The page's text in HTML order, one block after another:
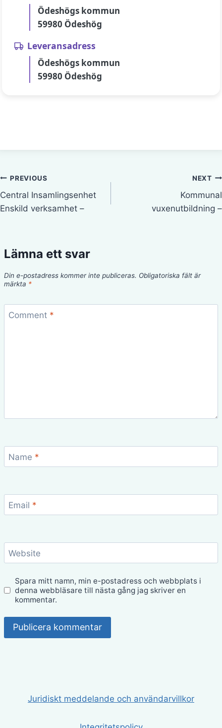
Ödeshögs kommun
59980 Ödeshög
Leveransadress
Ödeshögs kommun
59980 Ödeshög
Inläggsnavigering
PREVIOUS
Central Insamlingsenhet
Enskild verksamhet –
NEXT
Kommunal
vuxenutbildning –
Lämna ett svar
Din e-postadress kommer inte publiceras. Obligatoriska fält är
märkta *
Comment *
Name *
Email *
Website
Spara mitt namn, min e-postadress och webbplats i
denna webbläsare till nästa gång jag skriver en
kommentar.
Juridiskt meddelande och användarvillkor